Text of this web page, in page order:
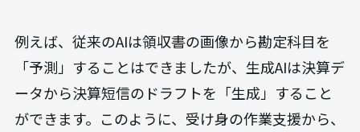
例えば、従来のAIは領収書の画像から勘定科目を
「予測」することはできましたが、生成AIは決算デ
ータから決算短信のドラフトを「生成」すること
ができます。このように、受け身の作業支援から、